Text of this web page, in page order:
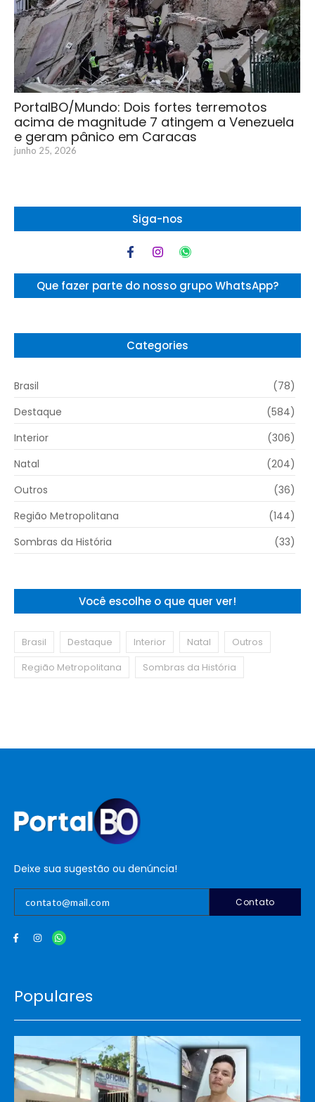
PortalBO/Mundo: Dois fortes terremotos
acima de magnitude 7 atingem a Venezuela
e geram pânico em Caracas
junho 25, 2026
Siga-nos
Que fazer parte do nosso grupo WhatsApp?
Categories
Brasil
(78)
Destaque
(584)
Interior
(306)
Natal
(204)
Outros
(36)
Região Metropolitana
(144)
Sombras da História
(33)
Você escolhe o que quer ver!
Brasil Destaque Interior Natal
Outros
Região Metropolitana
Sombras da História
Deixe sua sugestão ou denúncia!
Contato
Populares